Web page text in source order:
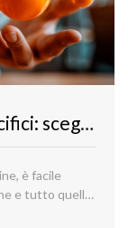
Domini generici e domini specifici: scegliere il nome giusto per il marketing digitale
è facile
e tutto quello